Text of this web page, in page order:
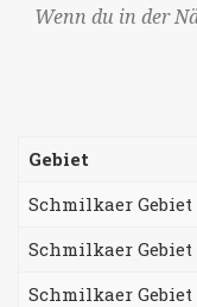
Wenn du in der
Gebiet
Schmilkaer Gebiet
Schmilkaer Gebiet
Schmilkaer Gebiet